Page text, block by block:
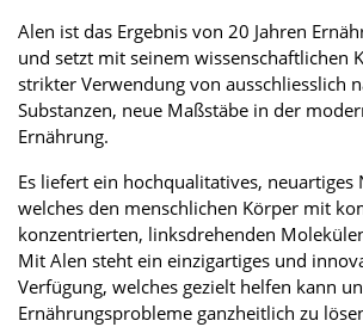
Alen ist das Ergebnis von 20 Jahren
und setzt mit seinem wissenschaftlichen
strikter Verwendung von ausschliesslich
Substanzen, neue Maßstäbe in der
Ernährung.
Es liefert ein hochqualitatives, neuartiges
welches den menschlichen Körper mit
konzentrierten, linksdrehenden
Mit Alen steht ein einzigartiges und
Verfügung, welches gezielt helfen kann
Ernährungsprobleme ganzheitlich zu